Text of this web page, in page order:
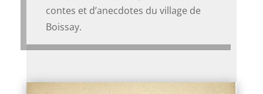
contes et d’anecdotes du village de
Boissay.